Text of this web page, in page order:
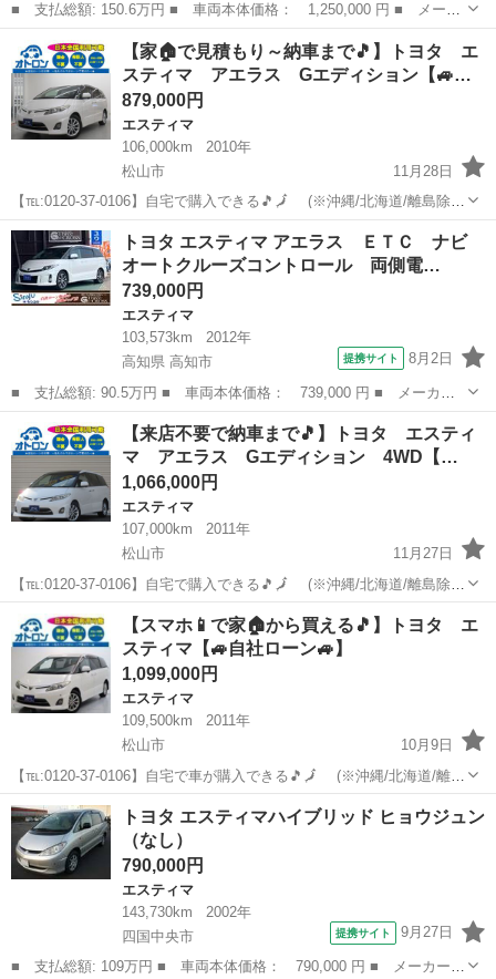
■ 支払総額: 150.6万円 ■ 車両本体価格： 1,250,000 円 ■ メーカ
ー名： トヨタ ■ 車種名： エスティマ ■ グレード名： ２．４
アエラス Ｇエディション ■ 排気量： 2400cc ■ ドア枚数： ...
今治市 エスティマ
【家🏠で見積もり～納車まで🎵】トヨタ エ
スティマ アエラス Gエディション【🚙…
879,000円
エスティマ
106,000km
2010年
松山市
11月28日
【℡:0120-37-0106】自宅で購入できる🎵🗾 (※沖縄/北海道/離島除
く) 今回のお車の詳細はこちらから↓仮審査もできます◎
https://www.otoron.jp/lists/detail?carn...
愛媛 松山市 エスティマ
トヨタ エスティマ アエラス ＥＴＣ ナビ
オートクルーズコントロール 両側電…
739,000円
エスティマ
103,573km
2012年
高知県 高知市
提携サイト 8月2日
■ 支払総額: 90.5万円 ■ 車両本体価格： 739,000 円 ■ メーカー
名： トヨタ ■ 車種名： エスティマ ■ グレード名： アエラ
ス ＥＴＣ ナビ オートクルーズコントロール 両側電動スライド
ドア オートラ...
高知市 エスティマ
【来店不要で納車まで🎵】トヨタ エスティ
マ アエラス Gエディション 4WD【…
1,066,000円
エスティマ
107,000km
2011年
松山市
11月27日
【℡:0120-37-0106】自宅で購入できる🎵🗾 (※沖縄/北海道/離島除
く) 今回のお車の詳細はこちらから↓仮審査もできます◎
https://www.otoron.jp/lists/detail?carn...
愛媛 松山市 エスティマ オトロン
【スマホ📱で家🏠から買える🎵】トヨタ エ
スティマ【🚙自社ローン🚙】
1,099,000円
エスティマ
109,500km
2011年
松山市
10月9日
【℡:0120-37-0106】自宅で車が購入できる🎵🗾 (※沖縄/北海道/離島
除く) 今回のお車の詳細はこちらから↓仮審査も◎
https://www.otoron.jp/lists/detail?carno=...
愛媛 松山市 エスティマ オトロン
トヨタ エスティマハイブリッド ヒョウジュン
（なし）
790,000円
エスティマ
143,730km
2002年
四国中央市
提携サイト 9月27日
■ 支払総額: 109万円 ■ 車両本体価格： 790,000 円 ■ メーカー